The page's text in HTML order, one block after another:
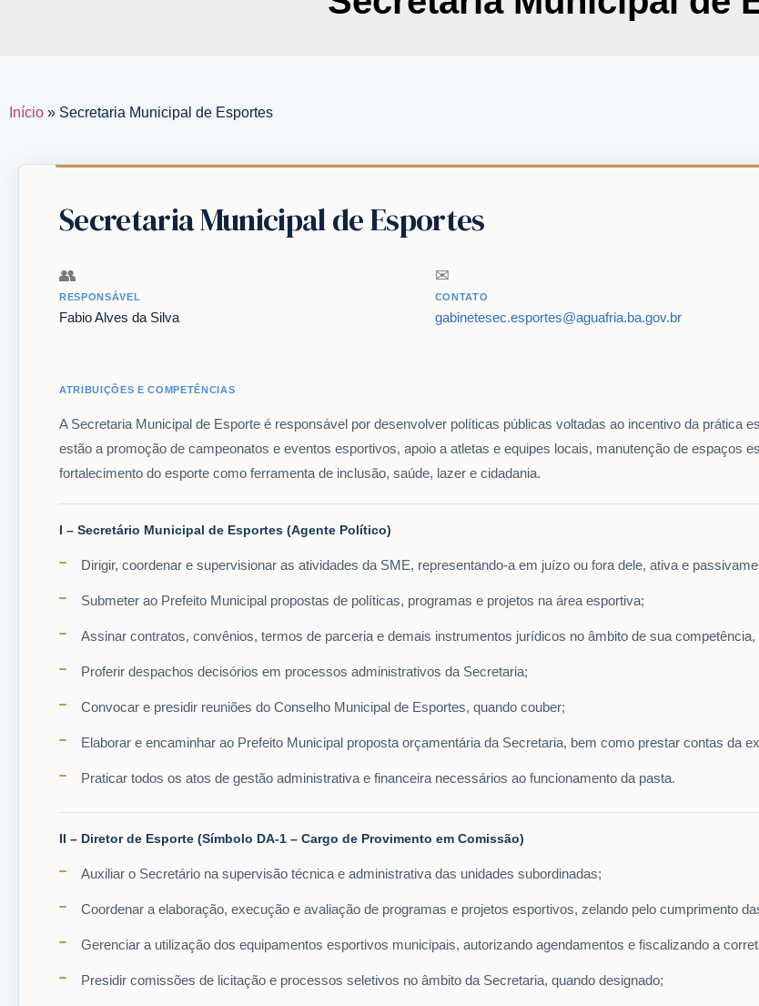
Início » Secretaria Municipal de Esportes
Secretaria Municipal de Esportes
👥
RESPONSÁVEL
Fabio Alves da Silva
✉
CONTATO
gabinetesec.esportes@aguafria.ba.gov.br
ATRIBUIÇÕES E COMPETÊNCIAS
A Secretaria Municipal de Esporte é responsável por desenvolver políticas públicas voltadas ao incentivo da prática
estão a promoção de campeonatos e eventos esportivos, apoio a atletas e equipes locais, manutenção de espaços
fortalecimento do esporte como ferramenta de inclusão, saúde, lazer e cidadania.
I – Secretário Municipal de Esportes (Agente Político)
Dirigir, coordenar e supervisionar as atividades da SME, representando-a em juízo ou fora dele, ativa e
Submeter ao Prefeito Municipal propostas de políticas, programas e projetos na área esportiva;
Assinar contratos, convênios, termos de parceria e demais instrumentos jurídicos no âmbito de sua
Proferir despachos decisórios em processos administrativos da Secretaria;
Convocar e presidir reuniões do Conselho Municipal de Esportes, quando couber;
Elaborar e encaminhar ao Prefeito Municipal proposta orçamentária da Secretaria, bem como prestar contas da
Praticar todos os atos de gestão administrativa e financeira necessários ao funcionamento da pasta.
II – Diretor de Esporte (Símbolo DA-1 – Cargo de Provimento em Comissão)
Auxiliar o Secretário na supervisão técnica e administrativa das unidades subordinadas;
Coordenar a elaboração, execução e avaliação de programas e projetos esportivos, zelando pelo cumprimento
Gerenciar a utilização dos equipamentos esportivos municipais, autorizando agendamentos e fiscalizando a
Presidir comissões de licitação e processos seletivos no âmbito da Secretaria, quando designado;